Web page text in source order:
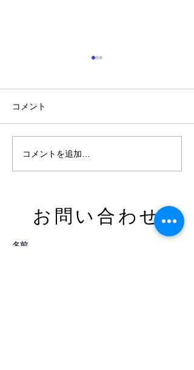
ありがとうございます！
コメント
コメントを追加…
​お問い合わせ